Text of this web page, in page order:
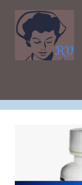
content